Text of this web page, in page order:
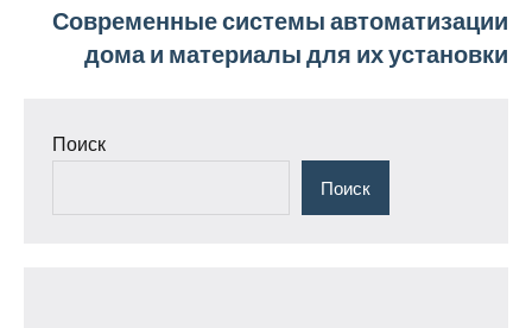
Современные системы автоматизации
дома и материалы для их установки
Поиск
Поиск